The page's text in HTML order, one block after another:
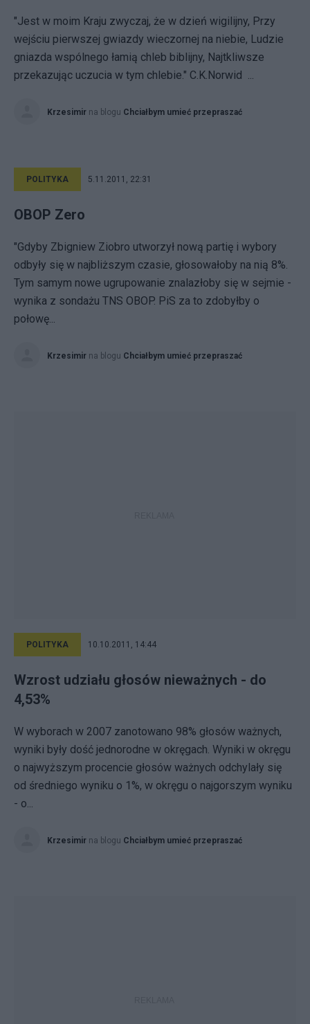
"Jest w moim Kraju zwyczaj, że w dzień wigilijny, Przy
wejściu pierwszej gwiazdy wieczornej na niebie, Ludzie
gniazda wspólnego łamią chleb biblijny, Najtkliwsze
przekazując uczucia w tym chlebie." C.K.Norwid ...
Krzesimir na blogu Chciałbym umieć przepraszać
POLITYKA 5.11.2011, 22:31
OBOP Zero
"Gdyby Zbigniew Ziobro utworzył nową partię i wybory
odbyły się w najbliższym czasie, głosowałoby na nią 8%.
Tym samym nowe ugrupowanie znalazłoby się w sejmie -
wynika z sondażu TNS OBOP. PiS za to zdobyłby o
połowę...
Krzesimir na blogu Chciałbym umieć przepraszać
POLITYKA 10.10.2011, 14:44
Wzrost udziału głosów nieważnych - do
4,53%
W wyborach w 2007 zanotowano 98% głosów ważnych,
wyniki były dość jednorodne w okręgach. Wyniki w okręgu
o najwyższym procencie głosów ważnych odchylały się
od średniego wyniku o 1%, w okręgu o najgorszym wyniku
- o...
Krzesimir na blogu Chciałbym umieć przepraszać